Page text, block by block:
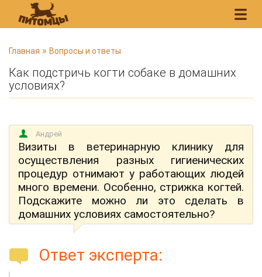
В
ы
з
д
с
Главная » Вопросы и ответы
Как подстричь когти собаке в домашних
условиях?
Андрей
Визиты в ветеринарную клинику для
осуществления разных гигиенических
процедур отнимают у работающих людей
много времени. Особенно, стрижка когтей.
Подскажите можно ли это сделать в
домашних условиях самостоятельно?
Ответ эксперта: